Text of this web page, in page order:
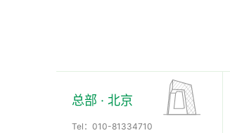
总部 · 北京
Tel： 010-81334710